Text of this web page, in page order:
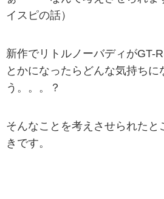
イスピの話）
新作でリトルノーバディがGT-
とかになったらどんな気持ちに
う。。。？
そんなことを考えさせられたと
きです。